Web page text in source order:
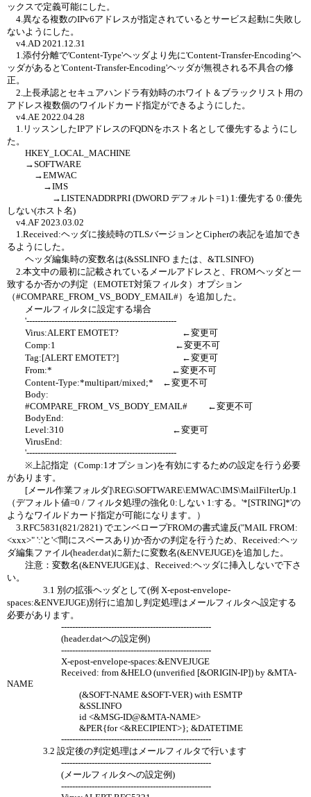
ックスで定義可能にした。
4.異なる複数のIPv6アドレスが指定されているとサービス起動に失敗し
ないようにした。
v4.AD 2021.12.31
1.添付分離で'Content-Type'ヘッダより先に'Content-Transfer-Encoding'ヘ
ッダがあると'Content-Transfer-Encoding'ヘッダが無視される不具合の修
正。
2.上長承認とセキュアハンドラ有効時のホワイト＆ブラックリスト用の
アドレス複数個のワイルドカード指定ができるようにした。
v4.AE 2022.04.28
1.リッスンしたIPアドレスのFQDNをホスト名として優先するようにし
た。
HKEY_LOCAL_MACHINE
→SOFTWARE
→EMWAC
→IMS
→LISTENADDRPRI (DWORD デフォルト=1) 1:優先する 0:優先
しない(ホスト名)
v4.AF 2023.03.02
1.Received:ヘッダに接続時のTLSバージョンとCipherの表記を追加でき
るようにした。
ヘッダ編集時の変数名は(&SSLINFO または、&TLSINFO)
2.本文中の最初に記載されているメールアドレスと、FROMヘッダと一
致するか否かの判定（EMOTET対策フィルタ）オプション
（#COMPARE_FROM_VS_BODY_EMAIL#）を追加した。
メールフィルタに設定する場合
'------------------------------------------------------
Virus:ALERT EMOTET? ←変更可
Comp:1 ←変更不可
Tag:[ALERT EMOTET?] ←変更可
From:* ←変更不可
Content-Type:*multipart/mixed;* ←変更不可
Body:
#COMPARE_FROM_VS_BODY_EMAIL# ←変更不可
BodyEnd:
Level:310 ←変更可
VirusEnd:
'------------------------------------------------------
※上記指定（Comp:1オプション)を有効にするための設定を行う必要
があります。
[メール作業フォルダ]\REG\SOFTWARE\EMWAC\IMS\MailFilterUp.1
（デフォルト値=0 / フィルタ処理の強化 0:しない 1:する。'*[STRING]*'の
ようなワイルドカード指定が可能になります。）
3.RFC5831(821/2821) でエンベロープFROMの書式違反("MAIL FROM:
<xxx>" ':'と'<'間にスペースあり)か否かの判定を行うため、Received:ヘッ
ダ編集ファイル(header.dat)に新たに変数名(&ENVEJUGE)を追加した。
注意：変数名(&ENVEJUGE)は、Received:ヘッダに挿入しないで下さ
い。
3.1 別の拡張ヘッダとして(例 X-epost-envelope-
spaces:&ENVEJUGE)別行に追加し判定処理はメールフィルタへ設定する
必要があります。
------------------------------------------------------
(header.datへの設定例)
------------------------------------------------------
X-epost-envelope-spaces:&ENVEJUGE
Received: from &HELO (unverified [&ORIGIN-IP]) by &MTA-
NAME
(&SOFT-NAME &SOFT-VER) with ESMTP
&SSLINFO
id <&MSG-ID@&MTA-NAME>
&PER{for <&RECIPIENT>}; &DATETIME
------------------------------------------------------
3.2 設定後の判定処理はメールフィルタで行います
------------------------------------------------------
(メールフィルタへの設定例)
------------------------------------------------------